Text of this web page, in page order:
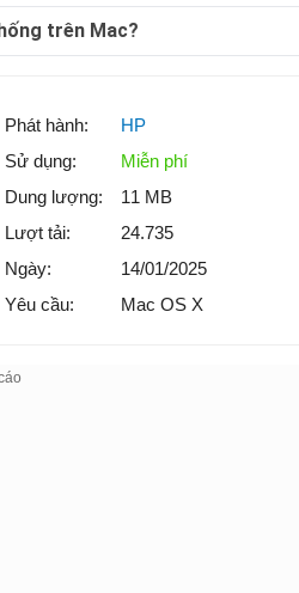
trên Mac?
Phát hành:
HP
Sử dụng:
Miễn phí
Dung lượng:
11 MB
Lượt tải:
24.735
Ngày:
14/01/2025
Yêu cầu:
Mac OS X